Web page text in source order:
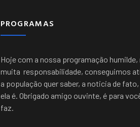
PROGRAMAS
Hoje com a nossa programação
muita responsabilidade, conseguimos
a população quer saber, a noticia de
ela é. Obrigado amigo ouvinte, é para
faz.